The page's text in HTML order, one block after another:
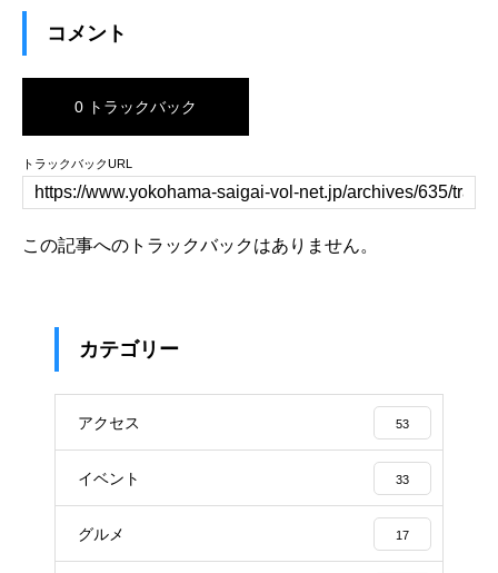
コメント
0 トラックバック
トラックバックURL
この記事へのトラックバックはありません。
カテゴリー
アクセス 53
イベント 33
グルメ 17